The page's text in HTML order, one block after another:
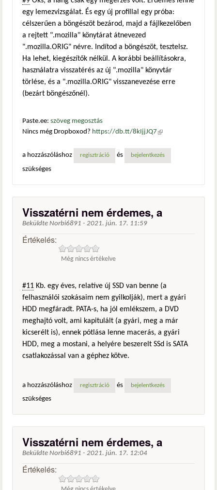
egy lemezvizsgálat. És egy új profillal egy próba:
célszerűen a böngészöt bezárod, majd a fájlkezelőben
a rejtett ".mozilla" könytárat átnevezed
".mozilla.ORIG" névre. Indítod a böngészöt, tesztelsz.
Ha lehet, kiegészítők nélkül. A korábbi beállításokra,
használatra visszatérés az új ".mozilla" könyvtár
törlése, és a ".mozilla.ORIG" visszanevezése erre
(bezárt böngészőnél).
Paste.ee: szöveg megosztás
Nincs még Dropboxod? https://db.tt/8kIjjJQ7 (külső
a hozzászóláshoz
regisztráció és bejelentkezés
szükséges
Visszatérni nem érdemes, a
Beküldte Norbi6891 - 2021. jún. 17. 11:59
Értékelés:
Még nincs értékelve
#11 Kb. egy éves, relatíve új SSD van benne (a
felhasználói szokásaim nem gyilkolják), mert a gyári
HDD megfáradt. PATA-s, ha jól emlékszem, a DVD
meghajtó volt, ami kapitulált (a gyári, meg a már
kicserélt is), ennek pótlása lenne macerás, a gyári
HDD, meg a mostani, a helyére beszerelt SSd is SATA
csatlakozással van a géphez kötve.
a hozzászóláshoz regisztráció és bejelentkezés
szükséges
Visszatérni nem érdemes, a
Beküldte Norbi6891 - 2021. jún. 17. 12:04
Értékelés: